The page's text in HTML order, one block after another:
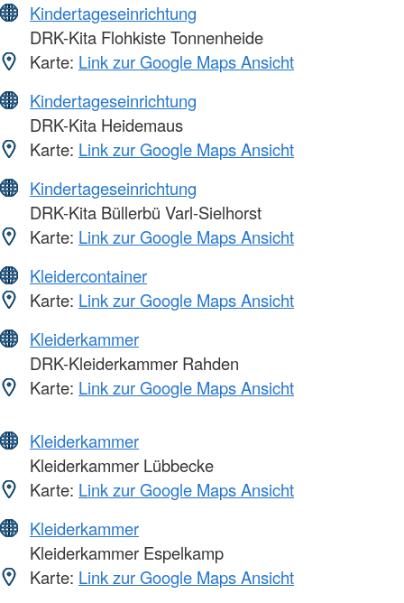
Kindertageseinrichtung
DRK-Kita Flohkiste Tonnenheide
Karte: Link zur Google Maps Ansicht
Kindertageseinrichtung
DRK-Kita Heidemaus
Karte: Link zur Google Maps Ansicht
Kindertageseinrichtung
DRK-Kita Büllerbü Varl-Sielhorst
Karte: Link zur Google Maps Ansicht
Kleidercontainer
Karte: Link zur Google Maps Ansicht
Kleiderkammer
DRK-Kleiderkammer Rahden
Karte: Link zur Google Maps Ansicht
Kleiderkammer
Kleiderkammer Lübbecke
Karte: Link zur Google Maps Ansicht
Kleiderkammer
Kleiderkammer Espelkamp
Karte: Link zur Google Maps Ansicht